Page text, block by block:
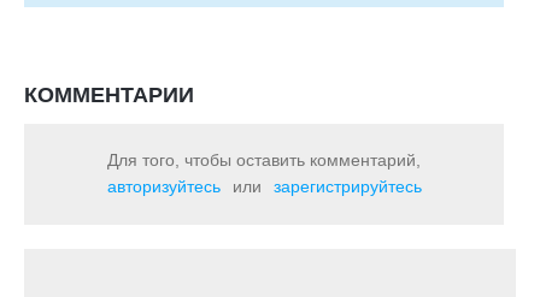
КОММЕНТАРИИ
Для того, чтобы оставить комментарий,
авторизуйтесь
или зарегистрируйтесь